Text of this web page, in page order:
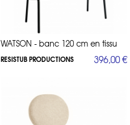
WATSON - banc 120 cm en tissu
RESISTUB PRODUCTIONS 396,00 €